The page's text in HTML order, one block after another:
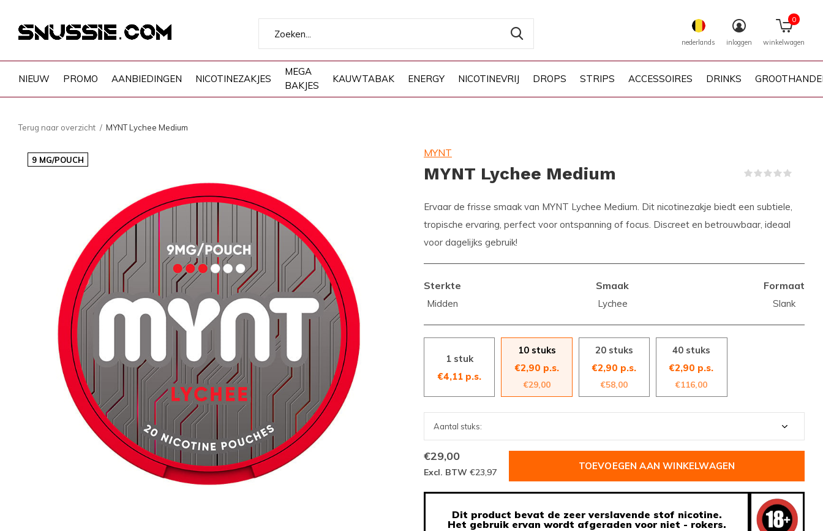
NIEUW PROMO AANBIEDINGEN NICOTINEZAKJES
MEGA
BAKJES
KAUWTABAK ENERGY NICOTINEVRIJ DROPS STRIPS ACCESSOIRES DRINKS
nederlands inloggen winkelwagen
0
Terug naar overzicht MYNT Lychee Medium
9 MG/POUCH
MYNT
MYNT Lychee Medium
Ervaar de frisse smaak van MYNT Lychee Medium. Dit nicotinezakje biedt een subtiele,
tropische ervaring, perfect voor ontspanning of focus. Discreet en betrouwbaar, ideaal
voor dagelijks gebruik!
Sterkte
Midden
Smaak
Lychee
Formaat
Slank
1 stuk
€4,11 p.s.
10 stuks
€2,90 p.s.
€29,00
20 stuks
€2,90 p.s.
€58,00
40 stuks
€2,90 p.s.
€116,00
€29,00
Excl. BTW €23,97
TOEVOEGEN AAN WINKELWAGEN
Dit product bevat de zeer verslavende stof nicotine.
Het gebruik ervan wordt afgeraden voor niet - rokers.